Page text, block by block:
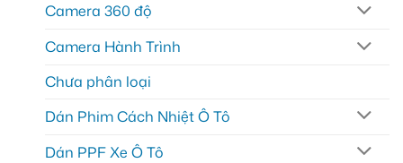
Camera 360 độ
Camera Hành Trình
Chưa phân loại
Dán Phim Cách Nhiệt Ô Tô
Dán PPF Xe Ô Tô